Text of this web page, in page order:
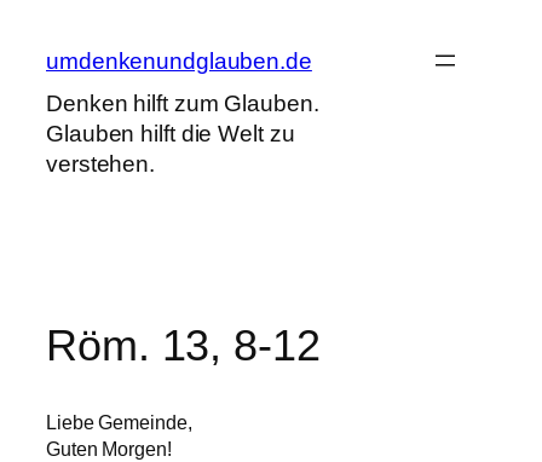
Inhaltumdenkenundglauben.de
Denken hilft zum Glauben.
Glauben hilft die Welt zu
verstehen.
Röm. 13, 8-12
Liebe Gemeinde,
Guten Morgen!